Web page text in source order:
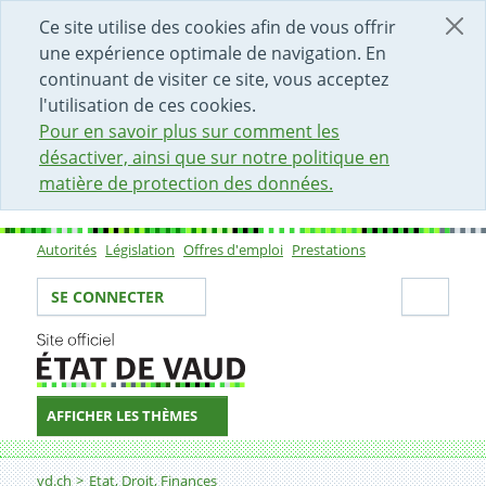
Ce site utilise des cookies afin de vous offrir
une expérience optimale de navigation. En
continuant de visiter ce site, vous acceptez
l'utilisation de ces cookies.
Pour en savoir plus sur comment les
désactiver, ainsi que sur notre politique en
matière de protection des données.
DÉBUT DU CONTENU DE LA PAGE
ACCÈS AU CHAMP DE RECHERCHE
PAGE D'ACCUEIL
FORMULAIRE DE CONTACT
Sous-navigation
Autorités Législation Offres d'emploi Prestations
Votre identité
SE CONNECTER
AFFICHER LES THÈMES
Fil d'Ariane
vd.ch Etat, Droit, Finances